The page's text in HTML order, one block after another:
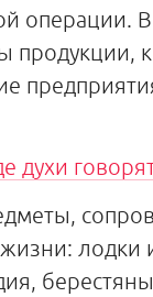
операции.
продукции,
духи
лодки